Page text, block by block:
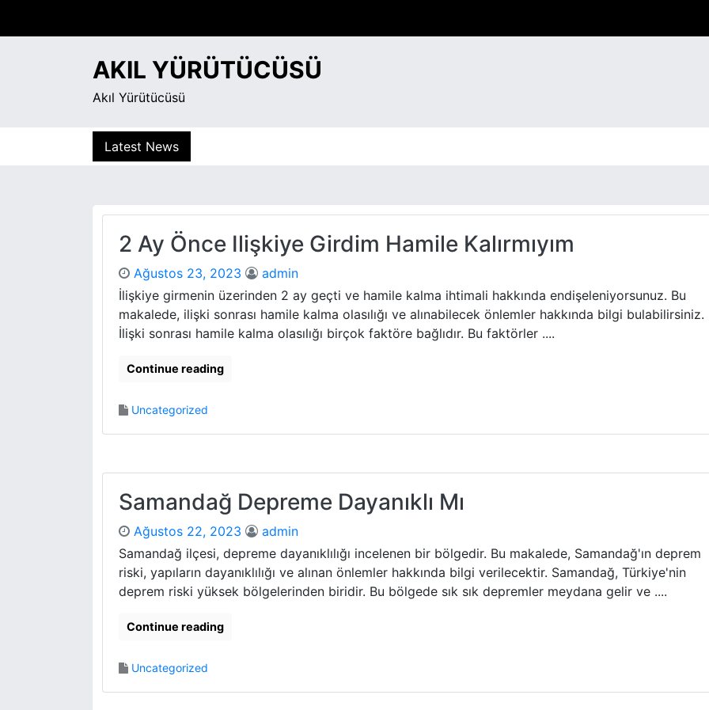
AKIL YÜRÜTÜCÜSÜ
Akıl Yürütücüsü
Latest News
2 Ay Önce Ilişkiye Girdim Hamile Kalırmıyım
Ağustos 23, 2023
admin
İlişkiye girmenin üzerinden 2 ay geçti ve hamile kalma ihtimali hakkında endişeleniyorsunuz. Bu
makalede, ilişki sonrası hamile kalma olasılığı ve alınabilecek önlemler hakkında bilgi bulabilirsiniz.
İlişki sonrası hamile kalma olasılığı birçok faktöre bağlıdır. Bu faktörler ....
Continue reading
Uncategorized
Samandağ Depreme Dayanıklı Mı
Ağustos 22, 2023
admin
Samandağ ilçesi, depreme dayanıklılığı incelenen bir bölgedir. Bu makalede, Samandağ'ın deprem
riski, yapıların dayanıklılığı ve alınan önlemler hakkında bilgi verilecektir. Samandağ, Türkiye'nin
deprem riski yüksek bölgelerinden biridir. Bu bölgede sık sık depremler meydana gelir ve ....
Continue reading
Uncategorized